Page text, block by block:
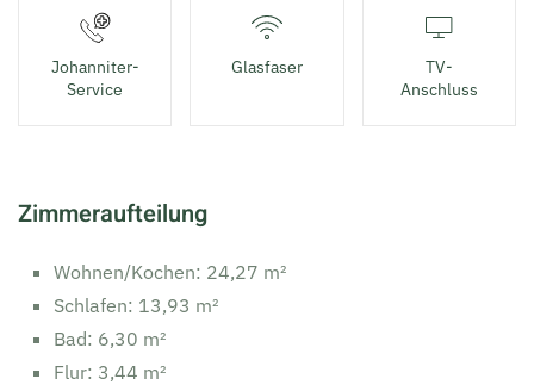
Johanniter-
Service
Glasfaser
TV-
Anschluss
Zimmeraufteilung
Wohnen/Kochen: 24,27 m²
Schlafen: 13,93 m²
Bad: 6,30 m²
Flur: 3,44 m²